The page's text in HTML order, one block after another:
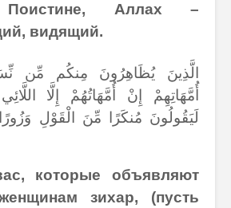
Аллах –
видящий.
أُمَّهَاتِهِمْ إِنْ أُمَّهَاتُهُمْ إِلَّا
لَيَقُولُونَ مُنكَرًا مِّنَ الْقَوْلِ
которые объявляют
зихар, (пусть